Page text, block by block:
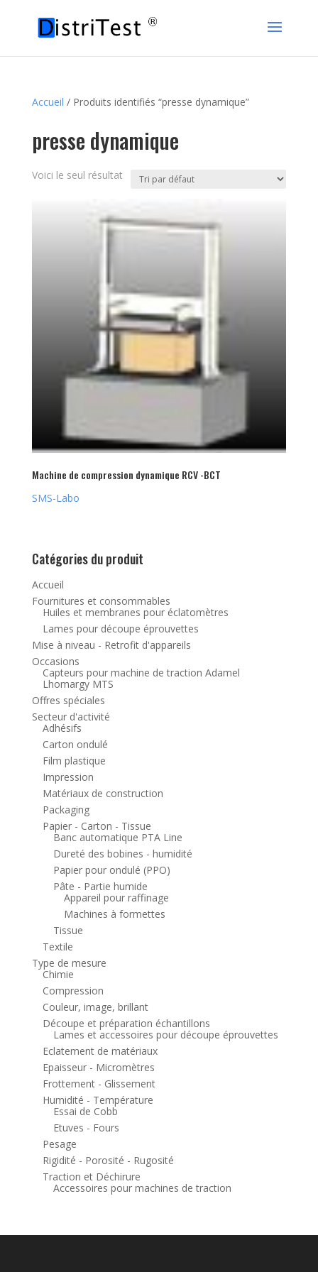
Accueil / Produits identifiés “presse dynamique”
presse dynamique
Voici le seul résultat
Machine de compression dynamique RCV -BCT
SMS-Labo
Catégories du produit
Accueil
Fournitures et consommables
Huiles et membranes pour éclatomètres
Lames pour découpe éprouvettes
Mise à niveau - Retrofit d'appareils
Occasions
Capteurs pour machine de traction Adamel
Lhomargy MTS
Offres spéciales
Secteur d'activité
Adhésifs
Carton ondulé
Film plastique
Impression
Matériaux de construction
Packaging
Papier - Carton - Tissue
Banc automatique PTA Line
Dureté des bobines - humidité
Papier pour ondulé (PPO)
Pâte - Partie humide
Appareil pour raffinage
Machines à formettes
Tissue
Textile
Type de mesure
Chimie
Compression
Couleur, image, brillant
Découpe et préparation échantillons
Lames et accessoires pour découpe éprouvettes
Eclatement de matériaux
Epaisseur - Micromètres
Frottement - Glissement
Humidité - Température
Essai de Cobb
Etuves - Fours
Pesage
Rigidité - Porosité - Rugosité
Traction et Déchirure
Accessoires pour machines de traction